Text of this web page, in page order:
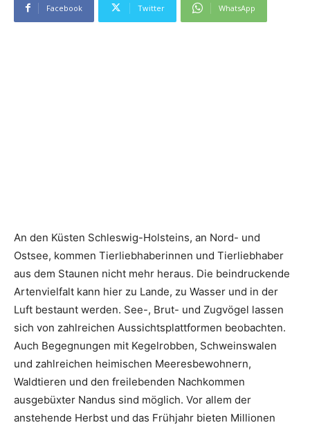
Facebook Twitter WhatsApp
An den Küsten Schleswig-Holsteins, an Nord- und
Ostsee, kommen Tierliebhaberinnen und Tierliebhaber
aus dem Staunen nicht mehr heraus. Die beindruckende
Artenvielfalt kann hier zu Lande, zu Wasser und in der
Luft bestaunt werden. See-, Brut- und Zugvögel lassen
sich von zahlreichen Aussichtsplattformen beobachten.
Auch Begegnungen mit Kegelrobben, Schweinswalen
und zahlreichen heimischen Meeresbewohnern,
Waldtieren und den freilebenden Nachkommen
ausgebüxter Nandus sind möglich. Vor allem der
anstehende Herbst und das Frühjahr bieten Millionen